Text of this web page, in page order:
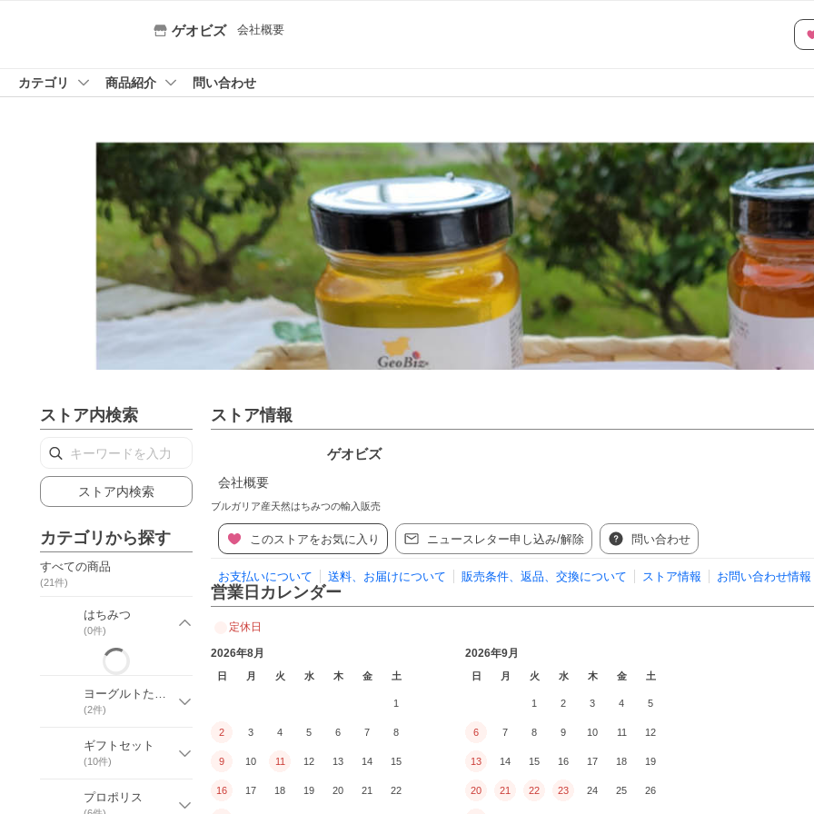
ゲオビズ 会社概要
カテゴリ 商品紹介 問い合わせ
ストア内検索
ストア内検索
カテゴリから探す
すべての商品
(21件)
はちみつ
(0件)
ヨーグルトたね菌（スターターカルチャー）
(2件)
ギフトセット
(10件)
プロポリス
ストア情報
ゲオビズ
会社概要
ブルガリア産天然はちみつの輸入販売
このストアをお気に入り ニュースレター申し込み/解除 問い合わせ
お支払いについて 送料、お届けについて 販売条件、返品、交換について ストア情報 お問い合わせ情報
営業日カレンダー
定休日
2026年8月
日 月 火 水 木 金 土
1
2 3 4 5 6 7 8
9 10 11 12 13 14 15
16 17 18 19 20 21 22
2026年9月
日 月 火 水 木 金 土
1 2 3 4 5
6 7 8 9 10 11 12
13 14 15 16 17 18 19
20 21 22 23 24 25 26